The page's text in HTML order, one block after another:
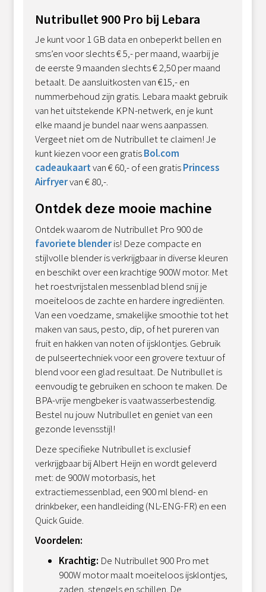
Nutribullet 900 Pro bij Lebara
Je kunt voor 1 GB data en onbeperkt bellen en
sms’en voor slechts € 5,- per maand, waarbij je
de eerste 9 maanden slechts € 2,50 per maand
betaalt. De aansluitkosten van €15,- en
nummerbehoud zijn gratis. Lebara maakt gebruik
van het uitstekende KPN-netwerk, en je kunt
elke maand je bundel naar wens aanpassen.
Vergeet niet om de Nutribullet te claimen! Je
kunt kiezen voor een gratisBol.com
cadeaukaartvan € 60,- of een gratisPrincess
Airfryervan € 80,-.
Ontdek deze mooie machine
Ontdek waarom de Nutribullet Pro 900 de
favoriete blenderis! Deze compacte en
stijlvolle blender is verkrijgbaar in diverse kleuren
en beschikt over een krachtige 900W motor. Met
het roestvrijstalen messenblad blend snij je
moeiteloos de zachte en hardere ingrediënten.
Van een voedzame, smakelijke smoothie tot het
maken van saus, pesto, dip, of het pureren van
fruit en hakken van noten of ijsklontjes. Gebruik
de pulseertechniek voor een grovere textuur of
blend voor een glad resultaat. De Nutribullet is
eenvoudig te gebruiken en schoon te maken. De
BPA-vrije mengbeker is vaatwasserbestendig.
Bestel nu jouw Nutribullet en geniet van een
gezonde levensstijl!
Deze specifieke Nutribullet is exclusief
verkrijgbaar bij Albert Heijn en wordt geleverd
met: de 900W motorbasis, het
extractiemessenblad, een 900 ml blend- en
drinkbeker, een handleiding (NL-ENG-FR) en een
Quick Guide.
Voordelen:
Krachtig: De Nutribullet 900 Pro met
900W motor maalt moeiteloos ijsklontjes,
zaden, stengels en schillen. De